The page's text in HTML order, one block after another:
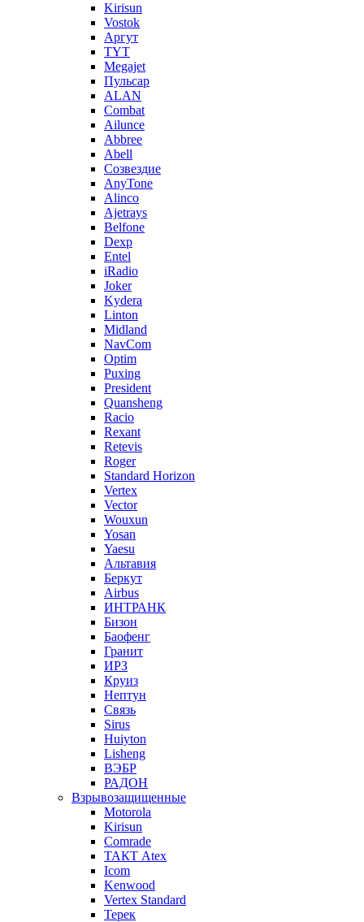
Kirisun
Vostok
Аргут
TYT
Megajet
Пульсар
ALAN
Combat
Ailunce
Abbree
Abell
Созвездие
AnyTone
Alinco
Ajetrays
Belfone
Dexp
Entel
iRadio
Joker
Kydera
Linton
Midland
NavCom
Optim
Puxing
President
Quansheng
Racio
Rexant
Retevis
Roger
Standard Horizon
Vertex
Vector
Wouxun
Yosan
Yaesu
Альтавия
Беркут
Airbus
ИНТРАНК
Бизон
Баофенг
Гранит
ИРЗ
Круиз
Нептун
Связь
Sirus
Huiyton
Lisheng
ВЭБР
РАДОН
Взрывозащищенные
Motorola
Kirisun
Comrade
ТАКТ Atex
Icom
Kenwood
Vertex Standard
Терек